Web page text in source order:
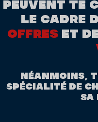
PEUVENT TE
LE CADRE
OFFRES ET
NÉANMOINS,
SPÉCIALITÉ DE
SA